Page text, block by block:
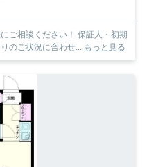
ださい！ 保証人・初期
のご状況に合わせ...
もっと見る